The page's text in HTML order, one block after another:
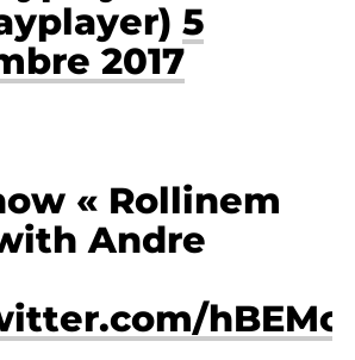
5
2017
« Rollinem
Andre